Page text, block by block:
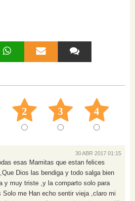
2 3 4
30 ABR 2017 01:15
esas Mamitas que estan felices
Dios las bendiga y todo salga bien
y muy triste ,y la comparto solo para
me Han echo sentir vieja ,claro mi